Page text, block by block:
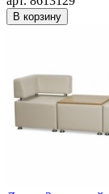
В корзину